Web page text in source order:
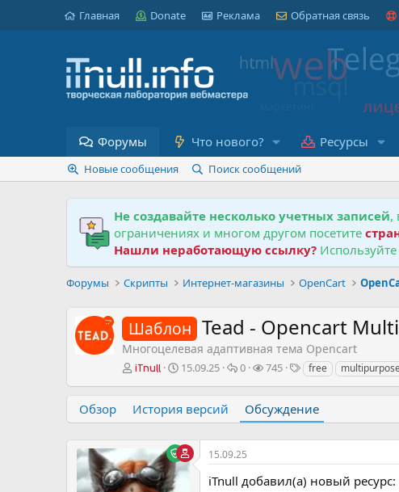
Главная Donate Реклама Обратная связь
Форумы Что нового? Ресурсы
Новые сообщения Поиск сообщений
Не создавайте несколько учетных записей,
ограничениях и многом другом посетите
Нашли неработающую ссылку?Используйте
Форумы Скрипты Интернет-магазины OpenCart
Шаблон Tead - Opencart
Многоцелевая адаптивная тема Opencart
А
о
р
е
м
ы
iTnull
Д
а
н
ч
а
15.09.25
О
т
ы
0
П
с
м
о
р
ы
745
Т
и
free
Обзор История версий Обсуждение
15.09.25
iTnull добавил(а) новый ресурс: